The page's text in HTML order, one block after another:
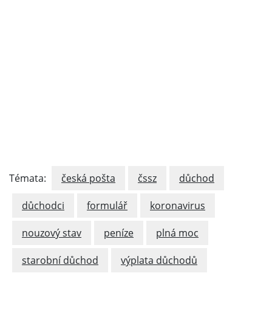
Témata: česká pošta čssz důchod
důchodci formulář koronavirus
nouzový stav peníze plná moc
starobní důchod výplata důchodů